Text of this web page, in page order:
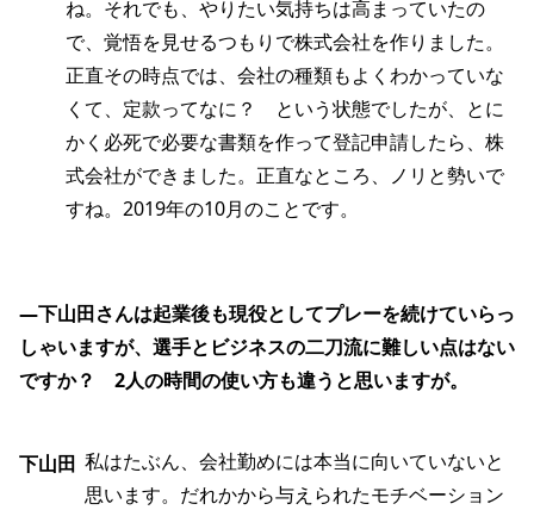
ね。それでも、やりたい気持ちは高まっていたの
で、覚悟を見せるつもりで株式会社を作りました。
正直その時点では、会社の種類もよくわかっていな
くて、定款ってなに？　という状態でしたが、とに
かく必死で必要な書類を作って登記申請したら、株
式会社ができました。正直なところ、ノリと勢いで
すね。2019年の10月のことです。
―下山田さんは起業後も現役としてプレーを続けていらっ
しゃいますが、選手とビジネスの二刀流に難しい点はない
ですか？ 2人の時間の使い方も違うと思いますが。
下山田 私はたぶん、会社勤めには本当に向いていないと
思います。だれかから与えられたモチベーション